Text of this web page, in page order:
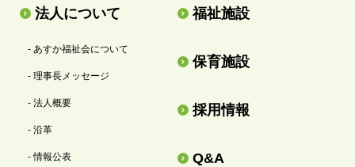
法人について
- あすか福祉会について
- 理事長メッセージ
- 法人概要
- 沿革
- 情報公表
福祉施設
保育施設
採用情報
Q&A